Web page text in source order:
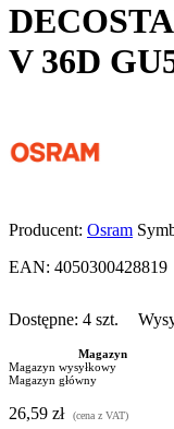
V 36D
Producent: Osram
EAN: 4050300428819
Dostępne: 4 szt.
Magazyn
Magazyn wysyłkowy
Magazyn główny
26,59 zł (cena z VAT)